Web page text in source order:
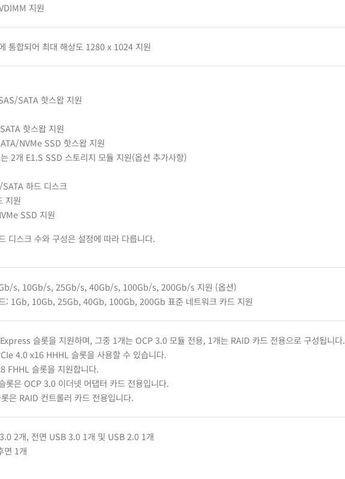
지원
통합되어 최대 해상도 1280 x 1024 지원
SATA 핫스왑 지원
핫스왑 지원
NVMe SSD 핫스왑 지원
2개 E1.S SSD 스토리지 모듈 지원(옵션 추가사항)
하드 디스크
지원
SSD 지원
디스크 수와 구성은 설정에 따라 다릅니다.
s, 10Gb/s, 25Gb/s, 40Gb/s, 100Gb/s, 200Gb/s 지원 (옵션)
: 1Gb, 10Gb, 25Gb, 40Gb, 100Gb, 200Gb 표준 네트워크 카드 지원
슬롯을 지원하며, 그중 1개는 OCP 3.0 모듈 전용, 1개는 RAID 카드 전용으로 구성됩니다.
4.0 x16 HHHL 슬롯을 사용할 수 있습니다.
FHHL 슬롯을 지원합니다.
롯은 OCP 3.0 이더넷 어댑터 카드 전용입니다.
은 RAID 컨트롤러 카드 전용입니다.
2개, 전면 USB 3.0 1개 및 USB 2.0 1개
면 1개